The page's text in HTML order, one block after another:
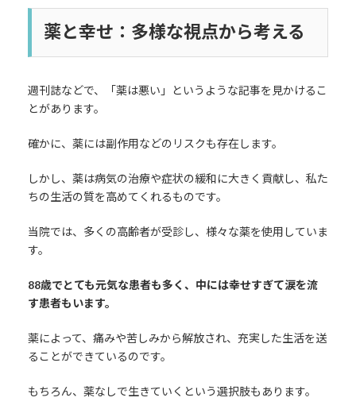
薬と幸せ：多様な視点から考える
週刊誌などで、「薬は悪い」というような記事を見かけるこ
とがあります。
確かに、薬には副作用などのリスクも存在します。
しかし、薬は病気の治療や症状の緩和に大きく貢献し、私た
ちの生活の質を高めてくれるものです。
当院では、多くの高齢者が受診し、様々な薬を使用していま
す。
88歳でとても元気な患者も多く、中には幸せすぎて涙を流
す患者もいます。
薬によって、痛みや苦しみから解放され、充実した生活を送
ることができているのです。
もちろん、薬なしで生きていくという選択肢もあります。